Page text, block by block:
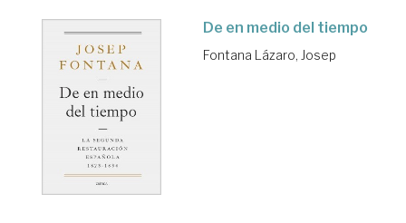
De en medio del tiempo
Fontana Lázaro, Josep